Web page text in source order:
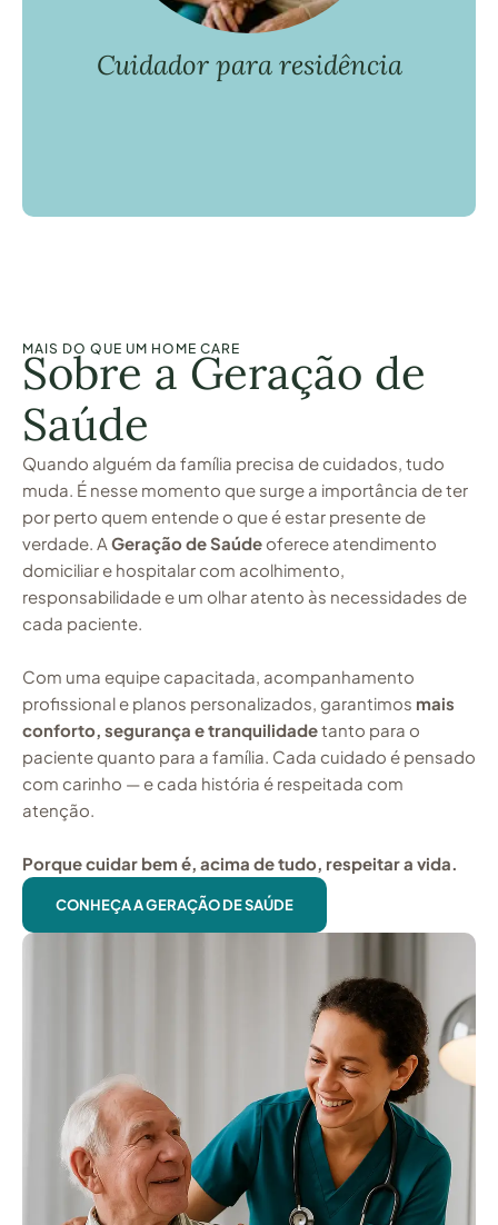
Cuidador para residência
MAIS DO QUE UM HOME CARE
Sobre a Geração de
Saúde
Quando alguém da família precisa de cuidados, tudo
muda. É nesse momento que surge a importância de ter
por perto quem entende o que é estar presente de
verdade. A Geração de Saúde oferece atendimento
domiciliar e hospitalar com acolhimento,
responsabilidade e um olhar atento às necessidades de
cada paciente.
Com uma equipe capacitada, acompanhamento
profissional e planos personalizados, garantimos mais
conforto, segurança e tranquilidadetanto para o
paciente quanto para a família. Cada cuidado é pensado
com carinho — e cada história é respeitada com
atenção.
Porque cuidar bem é, acima de tudo, respeitar a vida.
CONHEÇA A GERAÇÃO DE SAÚDE